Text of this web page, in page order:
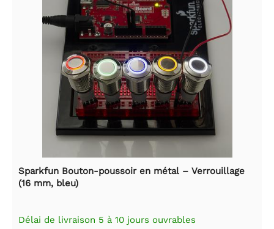
Sparkfun Bouton-poussoir en métal – Verrouillage
(16 mm, bleu)
Délai de livraison 5 à 10 jours ouvrables